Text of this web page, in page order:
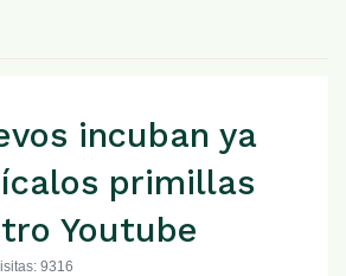
incuban ya
primillas
Youtube
9316